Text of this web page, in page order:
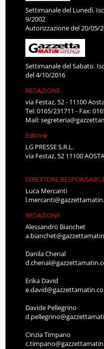
Settimanale del Lunedì.
9/2002
Autorizzazione del 20/05/
Settimanale del Sabato.
del 4/10/2016
REDAZIONE
via Festaz, 52 - 11100
Tel: 0165/231711 - Fax:
Mail:
Editore
LG PRESSE S.R.L.
via Festaz, 52 11100 AOSTA
DIRETTORE
Luca Mercanti
REDAZIONE
Alessandro Bianchet
Danila Chenal
Erika David
Davide Pellegrino
Cinzia Timpano